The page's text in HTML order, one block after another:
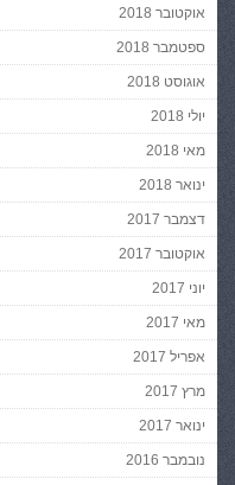
אוקטובר 2018
ספטמבר 2018
אוגוסט 2018
יולי 2018
מאי 2018
ינואר 2018
דצמבר 2017
אוקטובר 2017
יוני 2017
מאי 2017
אפריל 2017
מרץ 2017
ינואר 2017
נובמבר 2016